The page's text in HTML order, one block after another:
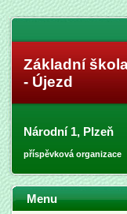
Základní
- Újezd
Národní 1, Plzeň
příspěvková organizace
Menu